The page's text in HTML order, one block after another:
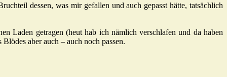
dessen, was mir gefallen und auch gepasst hätte, tatsächlich
Laden getragen (heut hab ich nämlich verschlafen und da haben
aber auch – auch noch passen.